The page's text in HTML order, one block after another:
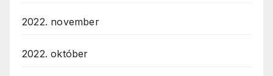
2022. november
2022. október